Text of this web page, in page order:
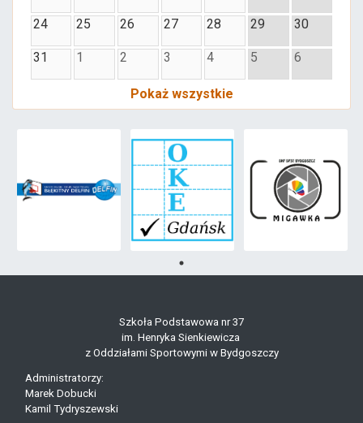
24 25 26 27 28 29 30
31 1 2 3 4 5 6
Pokaż wszystkie
Szkoła Podstawowa nr 37
im. Henryka Sienkiewicza
z Oddziałami Sportowymi w Bydgoszczy
Administratorzy:
Marek Dobucki
Kamil Tydryszewski